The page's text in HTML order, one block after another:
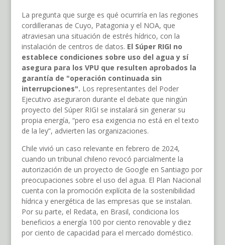
La pregunta que surge es qué ocurriría en las regiones
cordilleranas de Cuyo, Patagonia y el NOA, que
atraviesan una situación de estrés hídrico, con la
instalación de centros de datos. El Súper RIGI no
establece condiciones sobre uso del agua y sí
asegura para los VPU que resulten aprobados la
garantía de "operación continuada sin
interrupciones". Los representantes del Poder
Ejecutivo aseguraron durante el debate que ningún
proyecto del Súper RIGI se instalará sin generar su
propia energía, “pero esa exigencia no está en el texto
de la ley”, advierten las organizaciones.
Chile vivió un caso relevante en febrero de 2024,
cuando un tribunal chileno revocó parcialmente la
autorización de un proyecto de Google en Santiago por
preocupaciones sobre el uso del agua. El Plan Nacional
cuenta con la promoción explícita de la sostenibilidad
hídrica y energética de las empresas que se instalan.
Por su parte, el Redata, en Brasil, condiciona los
beneficios a energía 100 por ciento renovable y diez
por ciento de capacidad para el mercado doméstico.